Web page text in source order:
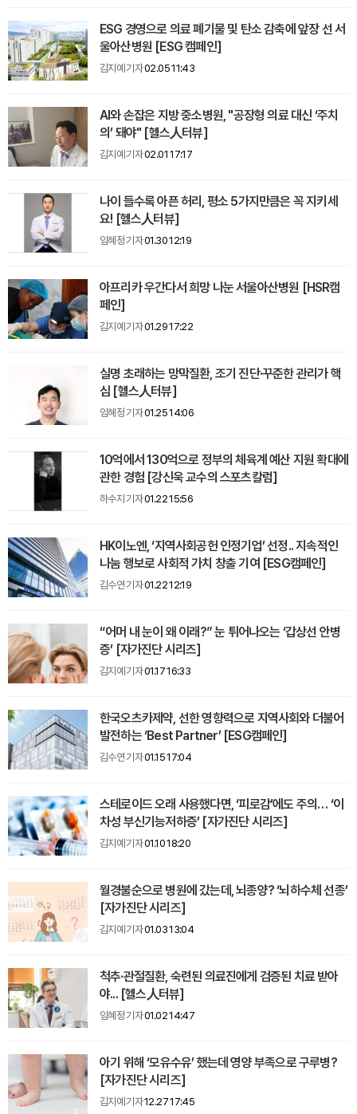
ESG 경영으로 의료 폐기물 및 탄소 감축에 앞장 선 서
울아산병원 [ESG 캠페인]
김지예 기자02.05 11:43
AI와 손잡은 지방 중소병원, "공장형 의료 대신 ‘주치
의’ 돼야" [헬스人터뷰]
김지예 기자02.01 17:17
나이 들수록 아픈 허리, 평소 5가지만큼은 꼭 지키세
요! [헬스人터뷰]
임혜정 기자01.30 12:19
아프리카 우간다서 희망 나눈 서울아산병원 [HSR캠
페인]
김지예 기자01.29 17:22
실명 초래하는 망막질환, 조기 진단·꾸준한 관리가 핵
심 [헬스人터뷰]
임혜정 기자01.25 14:06
10억에서 130억으로 정부의 체육계 예산 지원 확대에
관한 경험 [강신욱 교수의 스포츠칼럼]
하수지 기자01.22 15:56
HK이노엔, ‘지역사회공헌 인정기업’ 선정.. 지속적인
나눔 행보로 사회적 가치 창출 기여 [ESG캠페인]
김수연 기자01.22 12:19
“어머 내 눈이 왜 이래?” 눈 튀어나오는 ‘갑상선 안병
증’ [자가진단 시리즈]
김지예 기자01.17 16:33
한국오츠카제약, 선한 영향력으로 지역사회와 더불어
발전하는 ‘Best Partner’ [ESG캠페인]
김수연 기자01.15 17:04
스테로이드 오래 사용했다면, ‘피로감’에도 주의… ‘이
차성 부신기능저하증’ [자가진단 시리즈]
김지예 기자01.10 18:20
월경불순으로 병원에 갔는데, 뇌종양? ‘뇌하수체 선종’
[자가진단 시리즈]
김지예 기자01.03 13:04
척추·관절질환, 숙련된 의료진에게 검증된 치료 받아
야... [헬스人터뷰]
임혜정 기자01.02 14:47
아기 위해 ‘모유수유’ 했는데 영양 부족으로 구루병?
[자가진단 시리즈]
김지예 기자12.27 17:45